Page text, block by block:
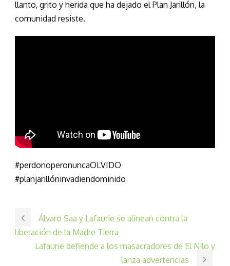
llanto, grito y herida que ha dejado el Plan Jarillón, la
comunidad resiste.
#perdonoperonuncaOLVIDO
#planjarillóninvadiendominido
Álvaro Saa y Lafaurie se alinean contra la
liberación de la Madre Tierra
Lafaurie defiende a los masacradores de El Nilo y
lanza advertencias